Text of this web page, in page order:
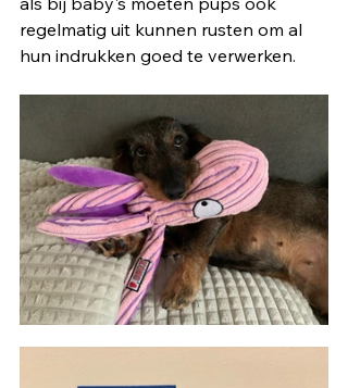
regelmatig uit kunnen rusten om al
hun indrukken goed te verwerken.